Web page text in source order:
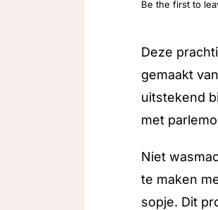
Be the first to
Deze
gemaakt
uitstekend
met
Niet
te maken
sopje. Dit